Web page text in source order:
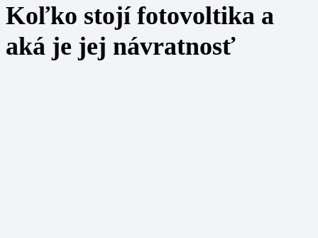
Koľko stojí fotovoltika a
aká je jej návratnosť